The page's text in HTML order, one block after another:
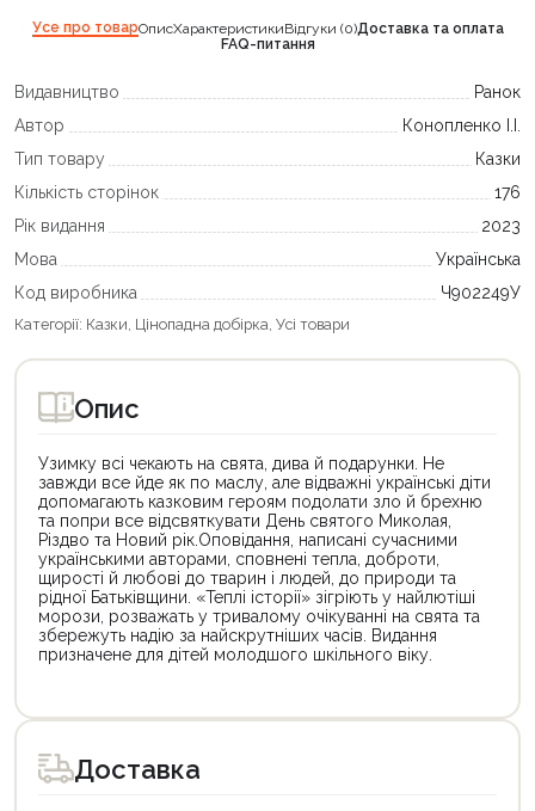
Усе про товарОписХарактеристикиВідгуки (0)Доставка та оплата
FAQ-питання
Видавництво
Ранок
Автор
Конопленко І.І.
Тип товару
Казки
Кількість сторінок
176
Рік видання
2023
Мова
Українська
Код виробника
Ч902249У
Категорії: Казки Цінопадна добірка Усі товари
Опис
Узимку всі чекають на свята, дива й подарунки. Не
завжди все йде як по маслу, але відважні українські діти
допомагають казковим героям подолати зло й брехню
та попри все відсвяткувати День святого Миколая,
Різдво та Новий рік.Оповідання, написані сучасними
українськими авторами, сповнені тепла, доброти,
щирості й любові до тварин і людей, до природи та
рідної Батьківщини. «Теплі історії» зігріють у найлютіші
морози, розважать у тривалому очікуванні на свята та
збережуть надію за найскрутніших часів. Видання
призначене для дітей молодшого шкільного віку.
товар
для
покупки
товар
для
покупкиДоставка